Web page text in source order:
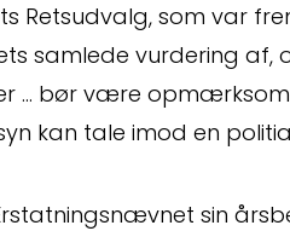
Retsudvalg, som var
samlede vurdering
… bør være
kan tale imod en
sin